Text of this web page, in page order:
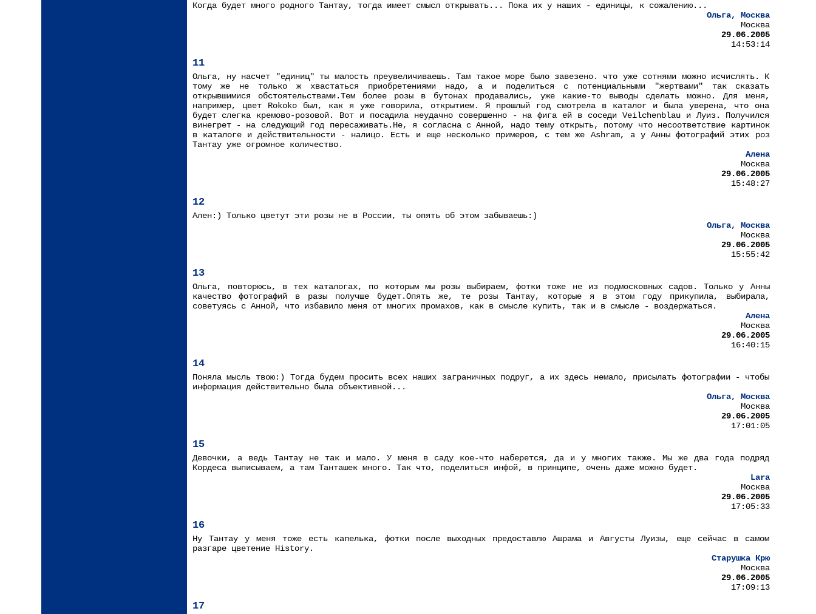
Когда будет много родного Тантау, тогда имеет смысл открывать... Пока их у наших - единицы, к сожалению...
Ольга, Москва
Москва
29.06.2005
14:53:14
11
Ольга, ну насчет "единиц" ты малость преувеличиваешь. Там такое море было завезено. что уже сотнями можно исчислять. К
тому же не только ж хвастаться приобретениями надо, а и поделиться с потенциальными "жертвами" так сказать
открывшимися обстоятельствами.Тем более розы в бутонах продавались, уже какие-то выводы сделать можно. Для меня,
например, цвет Rokoko был, как я уже говорила, открытием. Я прошлый год смотрела в каталог и была уверена, что она
будет слегка кремово-розовой. Вот и посадила неудачно совершенно - на фига ей в соседи Veilchenblau и Луиз. Получился
винегрет - на следующий год пересаживать.Не, я согласна с Анной, надо тему открыть, потому что несоответствие картинок
в каталоге и действительности - налицо. Есть и еще несколько примеров, с тем же Ashram, а у Анны фотографий этих роз
Тантау уже огромное количество.
Алена
Москва
29.06.2005
15:48:27
12
Ален:) Только цветут эти розы не в России, ты опять об этом забываешь:)
Ольга, Москва
Москва
29.06.2005
15:55:42
13
Ольга, повторюсь, в тех каталогах, по которым мы розы выбираем, фотки тоже не из подмосковных садов. Только у Анны
качество фотографий в разы получше будет.Опять же, те розы Тантау, которые я в этом году прикупила, выбирала,
советуясь с Анной, что избавило меня от многих промахов, как в смысле купить, так и в смысле - воздержаться.
Алена
Москва
29.06.2005
16:40:15
14
Поняла мысль твою:) Тогда будем просить всех наших заграничных подруг, а их здесь немало, присылать фотографии - чтобы
информация действительно была объективной...
Ольга, Москва
Москва
29.06.2005
17:01:05
15
Девочки, а ведь Тантау не так и мало. У меня в саду кое-что наберется, да и у многих также. Мы же два года подряд
Кордеса выписываем, а там Танташек много. Так что, поделиться инфой, в принципе, очень даже можно будет.
Lara
Москва
29.06.2005
17:05:33
16
Ну Тантау у меня тоже есть капелька, фотки после выходных предоставлю Ашрама и Августы Луизы, еще сейчас в самом
разгаре цветение History.
Старушка Крю
Москва
29.06.2005
17:09:13
17